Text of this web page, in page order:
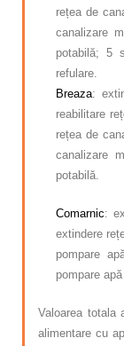
rețea de
canalizare
potabilă; 5
refulare.
Breaza:
reabilitare
rețea de
canalizare
potabilă.
Comarnic:
extindere
pompare
pompare
Valoarea totala
alimentare cu